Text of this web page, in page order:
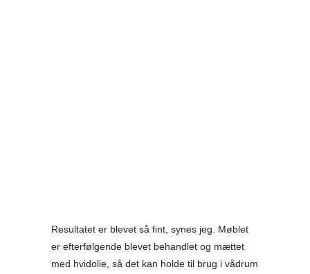
Resultatet er blevet så fint, synes jeg. Møblet
er efterfølgende blevet behandlet og mættet
med hvidolie, så det kan holde til brug i vådrum